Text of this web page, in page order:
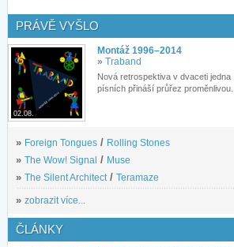
PRÁVĚ VYŠLO
02.08.
Montáž 1996–2014
» Traband
Nová retrospektiva v dvaceti jedna
písních přináší průřez proměnlivou...
» Foreign Tongues / Rolling Stones
» The Wow! Signal / Muse
» The Silent Architect/ Teramaze
» zobrazit více...
ČLÁNKY